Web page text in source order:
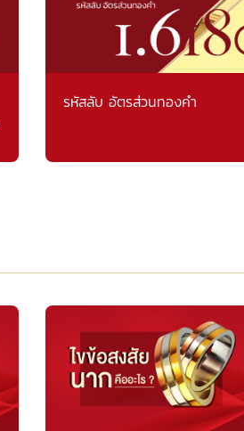
รหัสลับ อัตรส่วนทองคำ